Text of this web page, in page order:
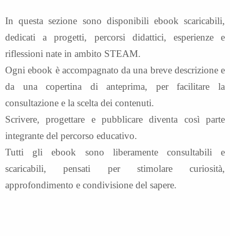
In questa sezione sono disponibili ebook scaricabili,
dedicati a progetti, percorsi didattici, esperienze e
riflessioni nate in ambito STEAM.
Ogni ebook è accompagnato da una breve descrizione e
da una copertina di anteprima, per facilitare la
consultazione e la scelta dei contenuti.
Scrivere, progettare e pubblicare diventa così parte
integrante del percorso educativo.
Tutti gli ebook sono liberamente consultabili e
scaricabili, pensati per stimolare curiosità,
approfondimento e condivisione del sapere.